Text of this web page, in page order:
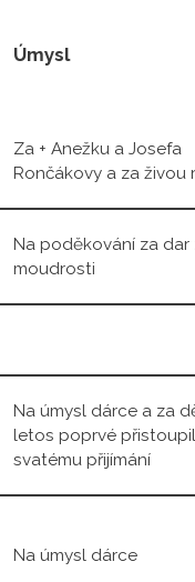
Úmysl
Za + Anežku a Josefa
Rončákovy a za živou
Na poděkování za dar
moudrosti
Na úmysl dárce a za
letos poprvé
svatému přijímání
Na úmysl dárce